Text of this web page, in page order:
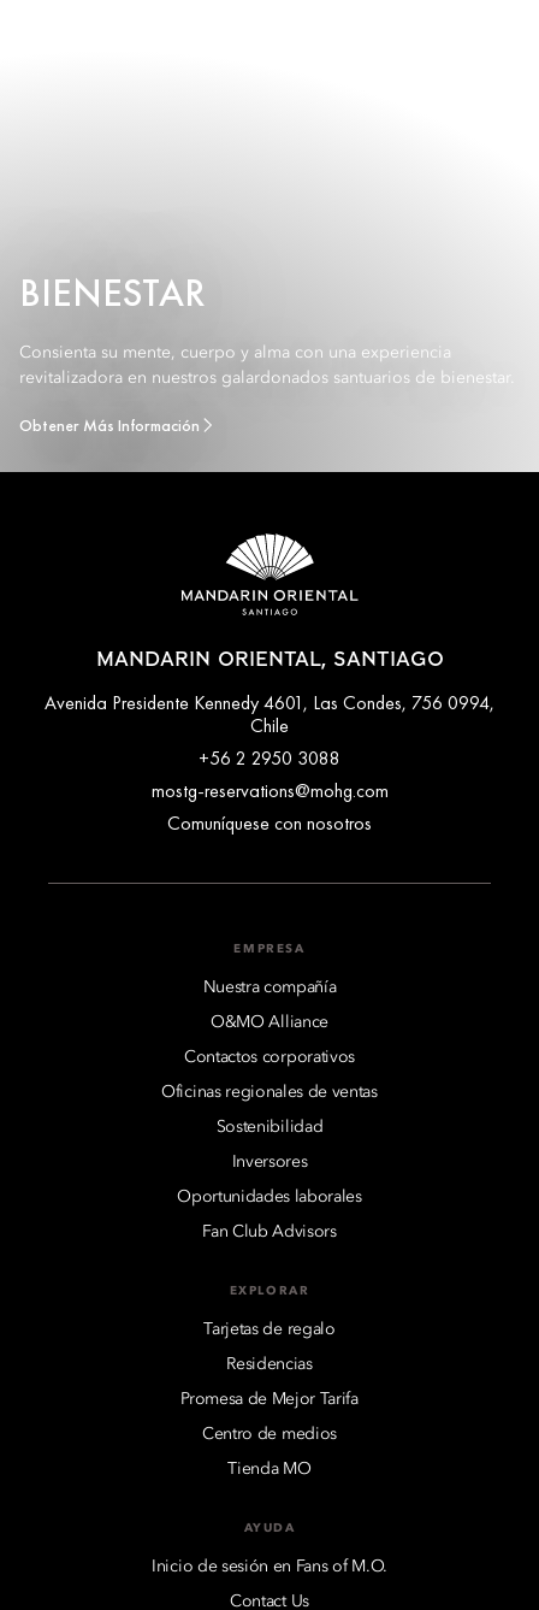
BIENESTAR
Consienta su mente, cuerpo y alma con una experiencia
revitalizadora en nuestros galardonados santuarios de bienestar.
Obtener Más Información
MANDARIN ORIENTAL, SANTIAGO
Avenida Presidente Kennedy 4601, Las Condes, 756 0994,
Chile
+56 2 2950 3088
mostg-reservations@mohg.com
Comuníquese con nosotros
EMPRESA
Nuestra compañía
O&MO Alliance
Contactos corporativos
Oficinas regionales de ventas
Sostenibilidad
Inversores
Oportunidades laborales
Fan Club Advisors
EXPLORAR
Tarjetas de regalo
Residencias
Promesa de Mejor Tarifa
Centro de medios
Tienda MO
AYUDA
Inicio de sesión en Fans of M.O.
Contact Us